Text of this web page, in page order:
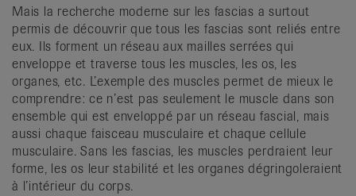
Mais la recherche moderne sur les fascias a surtout
permis de découvrir que tous les fascias sont reliés entre
eux. Ils forment un réseau aux mailles serrées qui
enveloppe et traverse tous les muscles, les os, les
organes, etc. L’exemple des muscles permet de mieux le
comprendre: ce n’est pas seulement le muscle dans son
ensemble qui est enveloppé par un réseau fascial, mais
aussi chaque faisceau musculaire et chaque cellule
musculaire. Sans les fascias, les muscles perdraient leur
forme, les os leur stabilité et les organes dégringoleraient
à l’intérieur du corps.